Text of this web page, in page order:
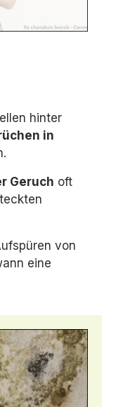
hinter
in
Geruch oft
von
eine